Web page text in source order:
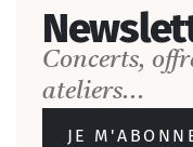
Concerts,
ateliers...
JE